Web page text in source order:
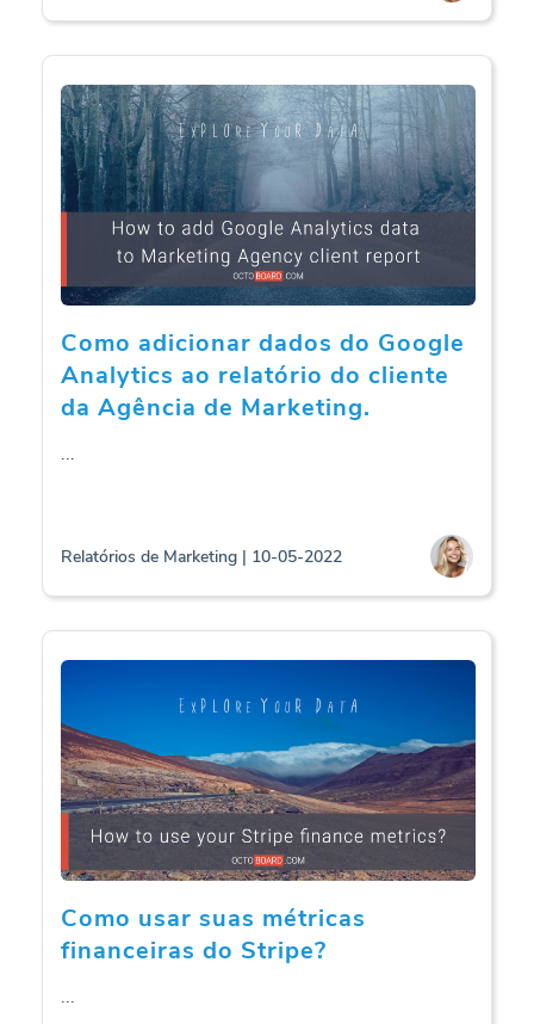
Como adicionar dados do Google
Analytics ao relatório do cliente
da Agência de Marketing.
...
Relatórios de Marketing | 10-05-2022
Como usar suas métricas
financeiras do Stripe?
...